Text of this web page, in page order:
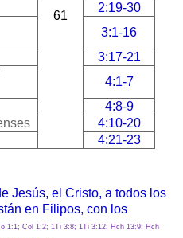
61
2:19-30
3:1-16
3:17-21
4:1-7
4:8-9
4:10-20
4:21-23
Jesús, el Cristo, a todos los
en Filipos, con los
1:1; Col 1:2; 1Ti 3:8; 1Ti 3:12; Hch 13:9; Hch